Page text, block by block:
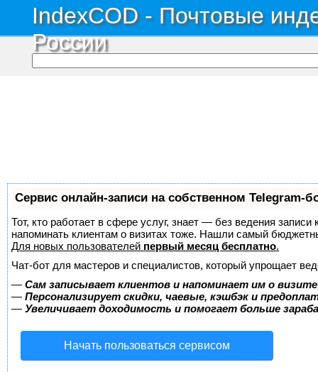
IndexCOD - Почтовые
России
Сервис онлайн-записи на собственном Telegram-
Тот, кто работает в сфере услуг, знает — без ведения
напоминать клиентам о визитах тоже. Нашли самый
Для новых пользователей первый месяц бесплатно.
Чат-бот для мастеров и специалистов, который упрощает
— Сам записывает клиентов и напоминает им о
— Персонализирует скидки, чаевые, кэшбэк и
— Увеличивает доходимость и помогает больше
Начать пользоваться сервисом